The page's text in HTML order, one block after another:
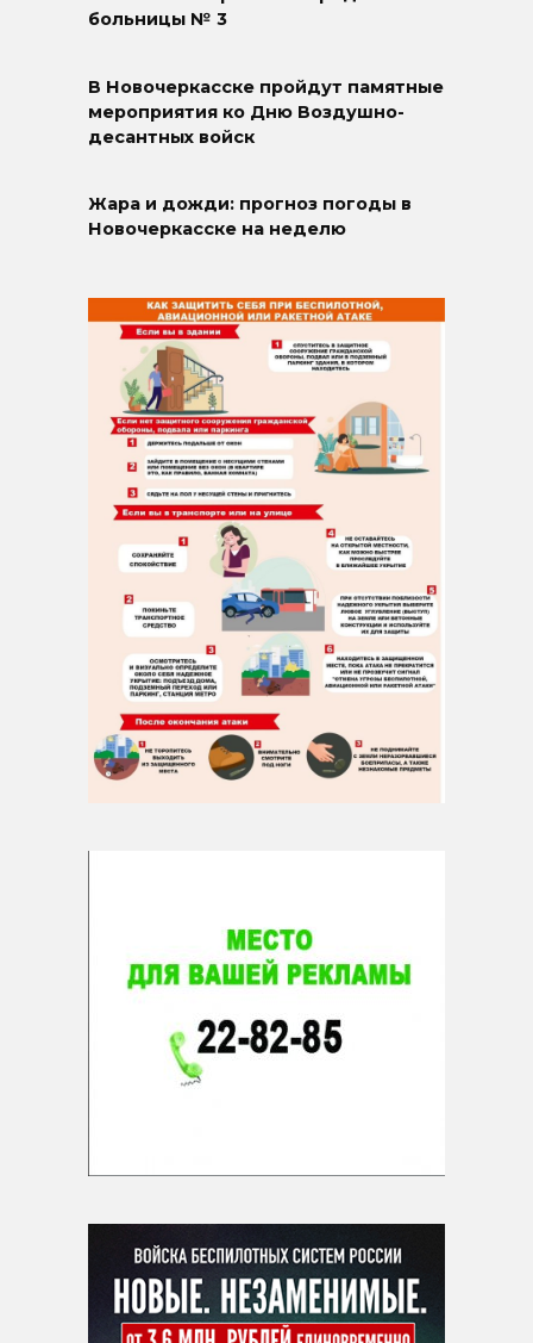
больницы № 3
В Новочеркасске пройдут памятные
мероприятия ко Дню Воздушно-
десантных войск
Жара и дожди: прогноз погоды в
Новочеркасске на неделю